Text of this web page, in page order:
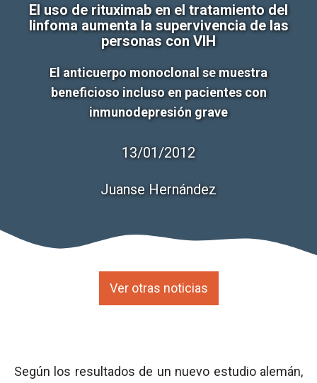
El uso de rituximab en el tratamiento del
linfoma aumenta la supervivencia de las
personas con VIH
El anticuerpo monoclonal se muestra
beneficioso incluso en pacientes con
inmunodepresión grave
13/01/2012
Juanse Hernández
Ver otras noticias
Según los resultados de un nuevo estudio alemán,